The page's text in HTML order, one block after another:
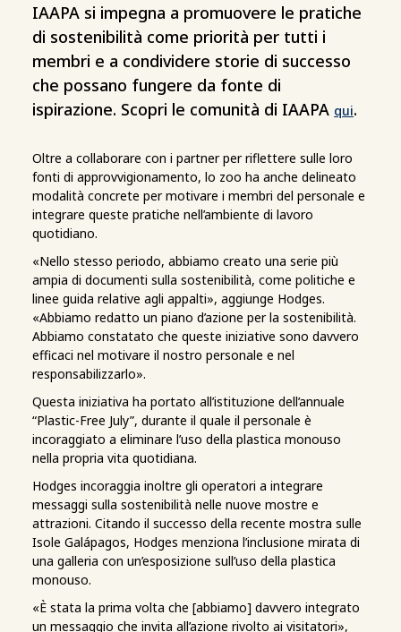
IAAPA si impegna a promuovere le pratiche
di sostenibilità come priorità per tutti i
membri e a condividere storie di successo
che possano fungere da fonte di
ispirazione. Scopri le comunità di IAAPA qui.
Oltre a collaborare con i partner per riflettere sulle loro
fonti di approvvigionamento, lo zoo ha anche delineato
modalità concrete per motivare i membri del personale e
integrare queste pratiche nell’ambiente di lavoro
quotidiano.
«Nello stesso periodo, abbiamo creato una serie più
ampia di documenti sulla sostenibilità, come politiche e
linee guida relative agli appalti», aggiunge Hodges.
«Abbiamo redatto un piano d’azione per la sostenibilità.
Abbiamo constatato che queste iniziative sono davvero
efficaci nel motivare il nostro personale e nel
responsabilizzarlo».
Questa iniziativa ha portato all’istituzione dell’annuale
“Plastic-Free July”, durante il quale il personale è
incoraggiato a eliminare l’uso della plastica monouso
nella propria vita quotidiana.
Hodges incoraggia inoltre gli operatori a integrare
messaggi sulla sostenibilità nelle nuove mostre e
attrazioni. Citando il successo della recente mostra sulle
Isole Galápagos, Hodges menziona l’inclusione mirata di
una galleria con un’esposizione sull’uso della plastica
monouso.
«È stata la prima volta che [abbiamo] davvero integrato
un messaggio che invita all’azione rivolto ai visitatori»,